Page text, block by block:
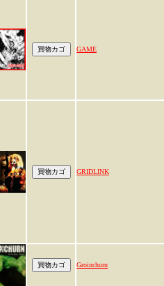
GAME
GRIDLINK
Groinchurn